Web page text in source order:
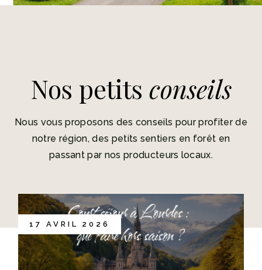
Nos petits conseils
Nous vous proposons des conseils pour profiter de
notre région, des petits sentiers en forêt en
passant par nos producteurs locaux.
17 AVRIL 2026